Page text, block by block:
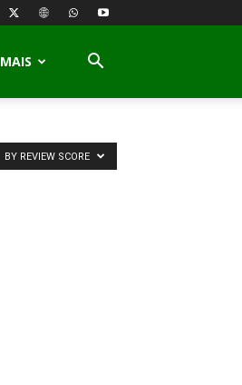
MAIS
BY REVIEW SCORE